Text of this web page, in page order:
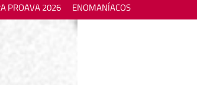
PROAVA 2026 ENOMANÍACOS